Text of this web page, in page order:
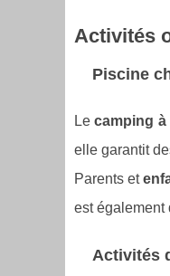
Activités
Piscine
Lecamping à
elle garantit
Parents et
est également
Activités